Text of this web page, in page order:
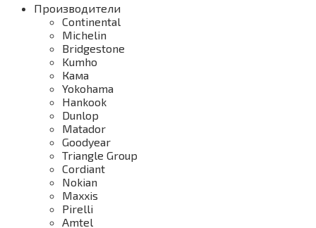
Производители
Continental
Michelin
Bridgestone
Kumho
Кама
Yokohama
Hankook
Dunlop
Matador
Goodyear
Triangle Group
Cordiant
Nokian
Maxxis
Pirelli
Amtel